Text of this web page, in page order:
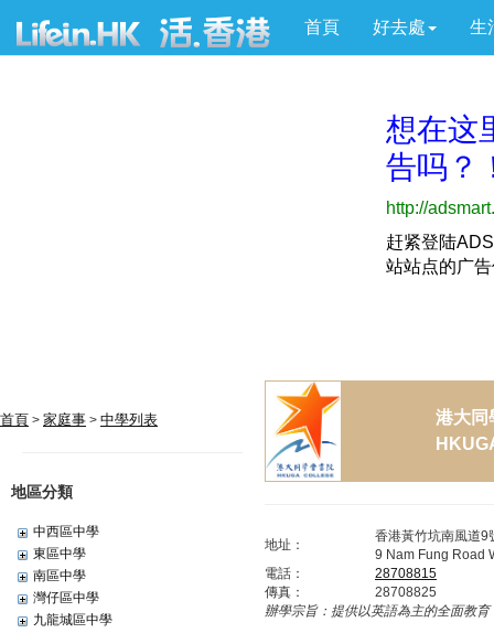
首頁 好去處 生
首頁 > 家庭事 > 中學列表
地區分類
中西區中學
東區中學
南區中學
灣仔區中學
九龍城區中學
港大同
地址：
香港黃竹坑南風道9
9 Nam Fung Road
電話：
28708815
傳真：
28708825
辦學宗旨： 提供以英語為主的全面教